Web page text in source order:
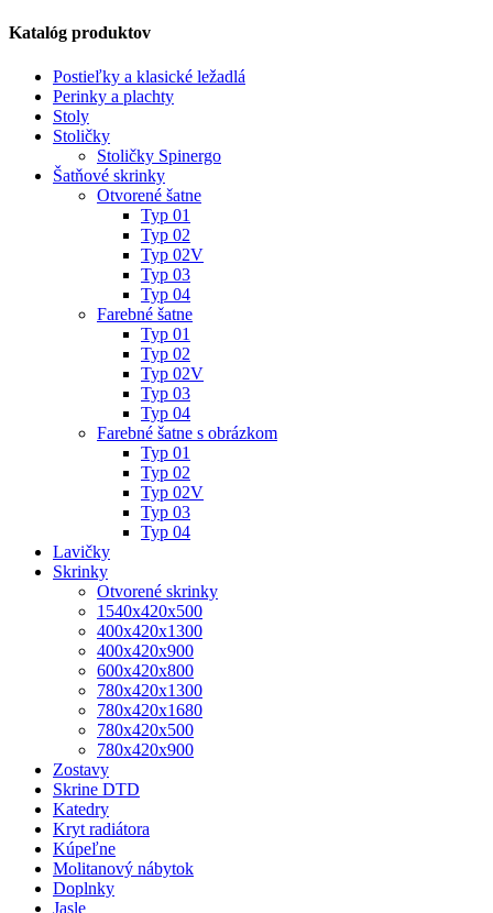
Katalóg produktov
Postieľky a klasické ležadlá
Perinky a plachty
Stoly
Stoličky
Stoličky Spinergo
Šatňové skrinky
Otvorené šatne
Typ 01
Typ 02
Typ 02V
Typ 03
Typ 04
Farebné šatne
Typ 01
Typ 02
Typ 02V
Typ 03
Typ 04
Farebné šatne s obrázkom
Typ 01
Typ 02
Typ 02V
Typ 03
Typ 04
Lavičky
Skrinky
Otvorené skrinky
1540x420x500
400x420x1300
400x420x900
600x420x800
780x420x1300
780x420x1680
780x420x500
780x420x900
Zostavy
Skrine DTD
Katedry
Kryt radiátora
Kúpeľne
Molitanový nábytok
Doplnky
Jasle